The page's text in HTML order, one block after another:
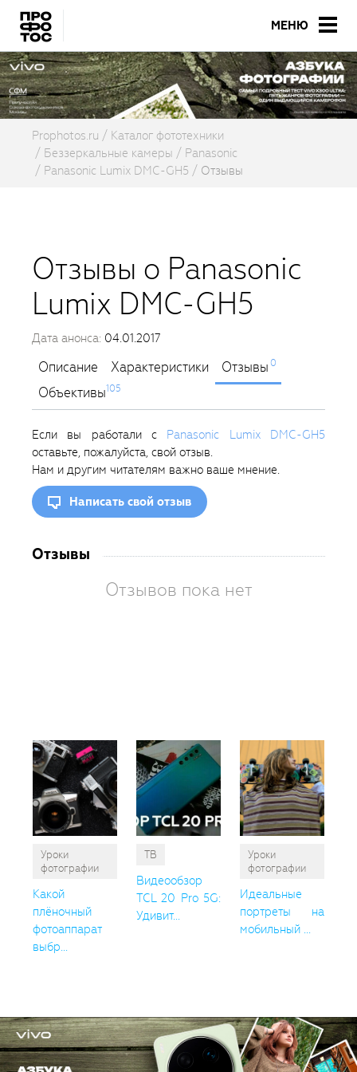
МЕНЮ
Prophotos.ru
Каталог фототехники
Беззеркальные камеры
Panasonic
Panasonic Lumix DMC-GH5
Отзывы
Отзывы о Panasonic
Lumix DMC-GH5
Дата анонса: 04.01.2017
Описание Характеристики Отзывы0
Объективы105
Если вы работали с Panasonic Lumix DMC-GH5
оставьте, пожалуйста, свой отзыв.
Нам и другим читателям важно ваше мнение.
Написать свой отзыв
Отзывы
Отзывов пока нет
Уроки
фотографии
Какой
плёночный
фотоаппарат
выбр...
ТВ
Видеообзор
TCL 20 Pro 5G:
Удивит...
Уроки
фотографии
Идеальные
портреты на
мобильный ...